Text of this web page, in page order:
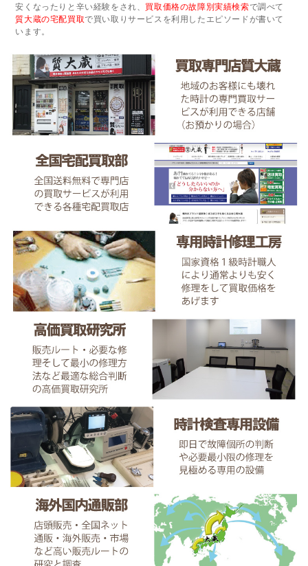
安くなったりと辛い経験をされ、 買取価格の故障別実績検索で調べて
質大蔵の宅配買取で買い取りサービスを利用したエピソードが書いて
います。